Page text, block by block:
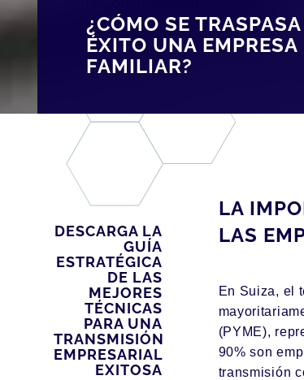
¿CÓMO SE
ÉXITO UNA EMPRESA
FAMILIAR?
LA
LAS
En Suiza, el
(PYME),
90% son
transmisión
DESCARGA LA
GUÍA
ESTRATÉGICA
DE LAS
MEJORES
TÉCNICAS
PARA UNA
TRANSMISIÓN
EMPRESARIAL
EXITOSA